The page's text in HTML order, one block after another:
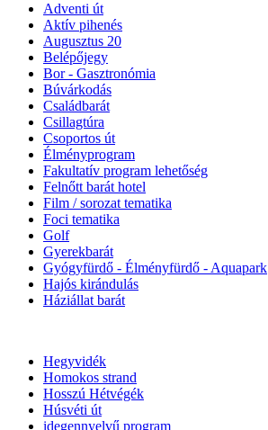
Adventi út
Aktív pihenés
Augusztus 20
Belépőjegy
Bor - Gasztronómia
Búvárkodás
Családbarát
Csillagtúra
Csoportos út
Élményprogram
Fakultatív program lehetőség
Felnőtt barát hotel
Film / sorozat tematika
Foci tematika
Golf
Gyerekbarát
Gyógyfürdő - Élményfürdő - Aquapark
Hajós kirándulás
Háziállat barát
Hegyvidék
Homokos strand
Hosszú Hétvégék
Húsvéti út
idegennyelvű program